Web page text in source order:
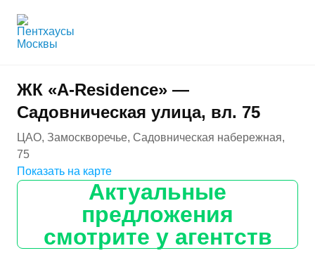
ЖК «A-Residence» —
Садовническая улица, вл. 75
ЦАО, Замоскворечье, Садовническая набережная,
75
Показать на карте
Актуальные
предложения
смотрите у агентств